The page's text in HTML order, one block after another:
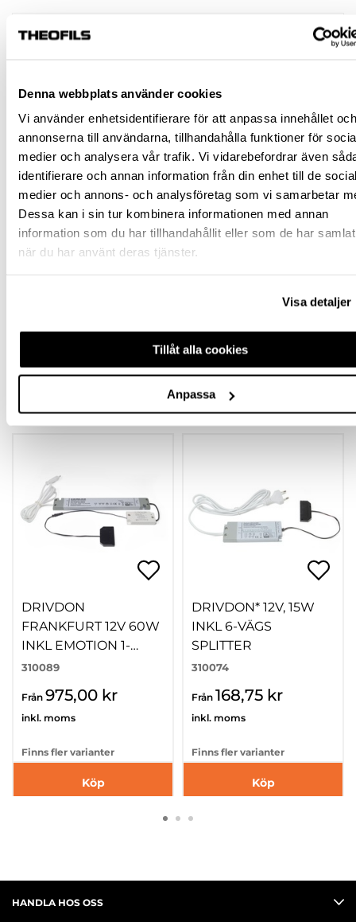
Denna webbplats använder cookies
Vi använder enhetsidentifierare för att anpassa innehållet och
annonserna till användarna, tillhandahålla funktioner för
medier och analysera vår trafik. Vi vidarebefordrar även
identifierare och annan information från din enhet till de
medier och annons- och analysföretag som vi samarbetar
Dessa kan i sin tur kombinera informationen med annan
information som du har tillhandahållit eller som de har
när du har använt deras tjänster.
Visa detaljer
Tillåt alla cookies
Anpassa
Stockholm butik
Snabba leveranser
Hämta i butik
Ledande leverantör i Sverige
BESKRIVNING
TILLBEHÖR
DRIVDON
FRANKFURT 12V 60W
INKL EMOTION 1-
KANAL
310089
Från 975,00 kr
inkl. moms
Finns fler varianter
Köp
DRIVDON* 12V, 15W
INKL 6-VÄGS
SPLITTER
310074
Från 168,75 kr
inkl. moms
Finns fler varianter
Köp
HANDLA HOS OSS